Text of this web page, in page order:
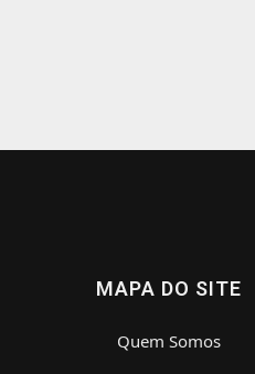
MAPA DO SITE
Quem Somos